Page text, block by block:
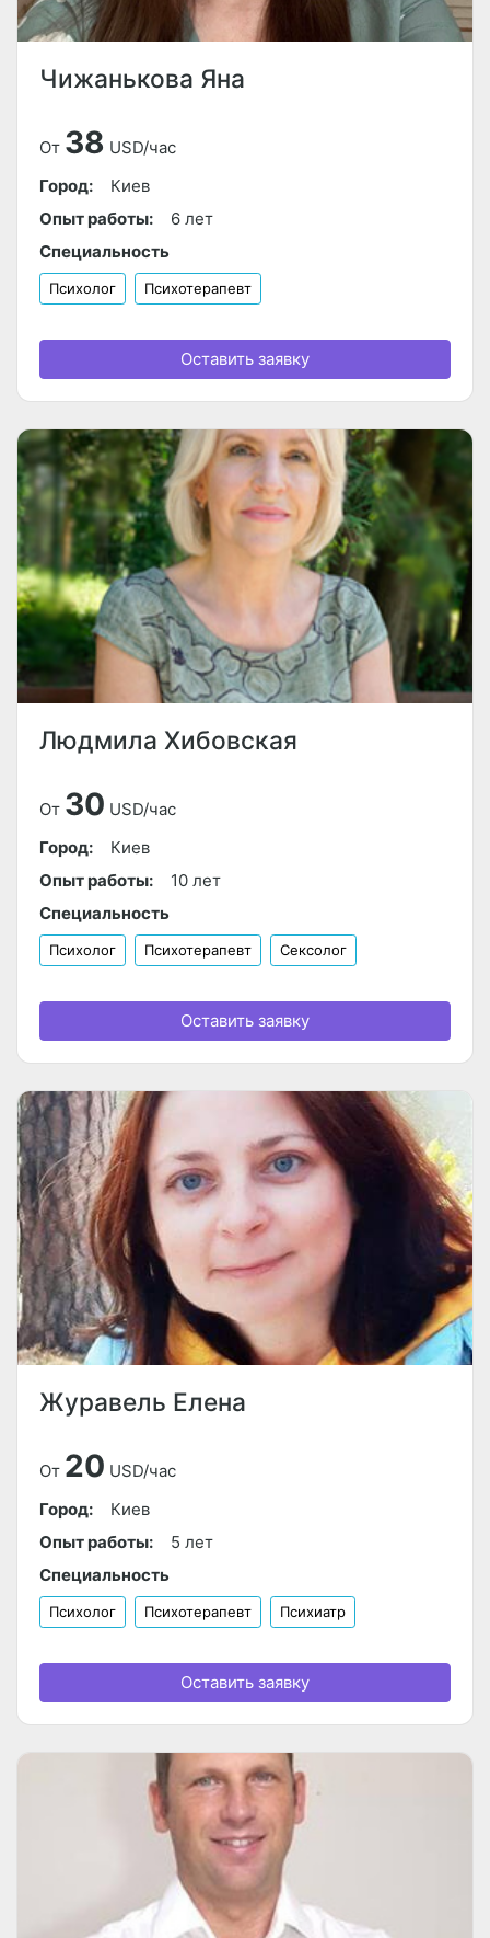
Чижанькова Яна
От 38 USD/час
Город:
Киев
Опыт работы:
6 лет
Специальность
Психолог Психотерапевт
Оставить заявку
Людмила Хибовская
От 30 USD/час
Город:
Киев
Опыт работы:
10 лет
Специальность
Психолог Психотерапевт Сексолог
Оставить заявку
Журавель Елена
От 20 USD/час
Город:
Киев
Опыт работы:
5 лет
Специальность
Психолог Психотерапевт Психиатр
Оставить заявку